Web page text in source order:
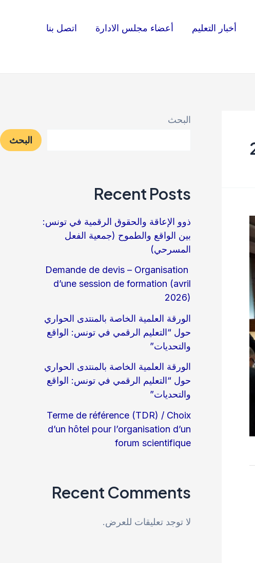
أخبار التعليم أعضاء مجلس الادارة اتصل بنا
البحث
البحث
Recent Posts
ذوو الإعاقة والحقوق الرقمية في تونس:
بين الواقع والطموح (جمعية الفعل
المسرحي)
Demande de devis – Organisation
d’une session de formation (avril
2026)
الورقة العلمية الخاصة بالمنتدى الحواري
حول “التعليم الرقمي في تونس: الواقع
والتحديات”
الورقة العلمية الخاصة بالمنتدى الحواري
حول “التعليم الرقمي في تونس: الواقع
والتحديات”
Terme de référence (TDR) / Choix
d’un hôtel pour l’organisation d’un
forum scientifique
Recent Comments
لا توجد تعليقات للعرض.